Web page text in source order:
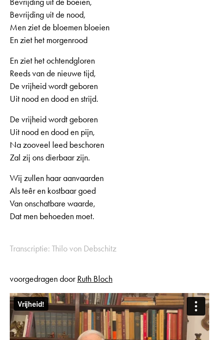
Bevrijding uit de nood,
Men ziet de bloemen bloeien
En ziet het morgenrood
En ziet het ochtendgloren
Reeds van de nieuwe tijd,
De vrijheid wordt geboren
Uit nood en dood en strijd.
De vrijheid wordt geboren
Uit nood en dood en pijn,
Na zooveel leed beschoren
Zal zij ons dierbaar zijn.
Wij zullen haar aanvaarden
Als teêr en kostbaar goed
Van onschatbare waarde,
Dat men behoeden moet.
Transcriptie: Thilo von Debschitz
voorgedragen doorRuth Bloch